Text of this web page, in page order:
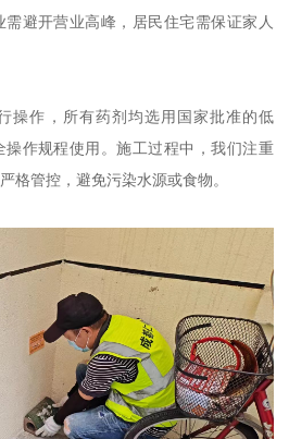
避开营业高峰，居民住宅需保证家人
操作，所有药剂均选用国家批准的低
作规程使用。施工过程中，我们注重
格管控，避免污染水源或食物。